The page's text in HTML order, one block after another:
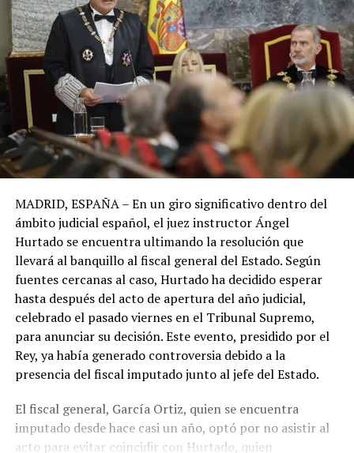
MADRID, ESPAÑA – En un giro significativo dentro del
ámbito judicial español, el juez instructor Ángel
Hurtado se encuentra ultimando la resolución que
llevará al banquillo al fiscal general del Estado. Según
fuentes cercanas al caso, Hurtado ha decidido esperar
hasta después del acto de apertura del año judicial,
celebrado el pasado viernes en el Tribunal Supremo,
para anunciar su decisión. Este evento, presidido por el
Rey, ya había generado controversia debido a la
presencia del fiscal imputado junto al jefe del Estado.
El fiscal general, García Ortiz, quien se encuentra
imputado desde hace casi un año, optó por no asistir al
acto para evitar coincidir con Hurtado, quien